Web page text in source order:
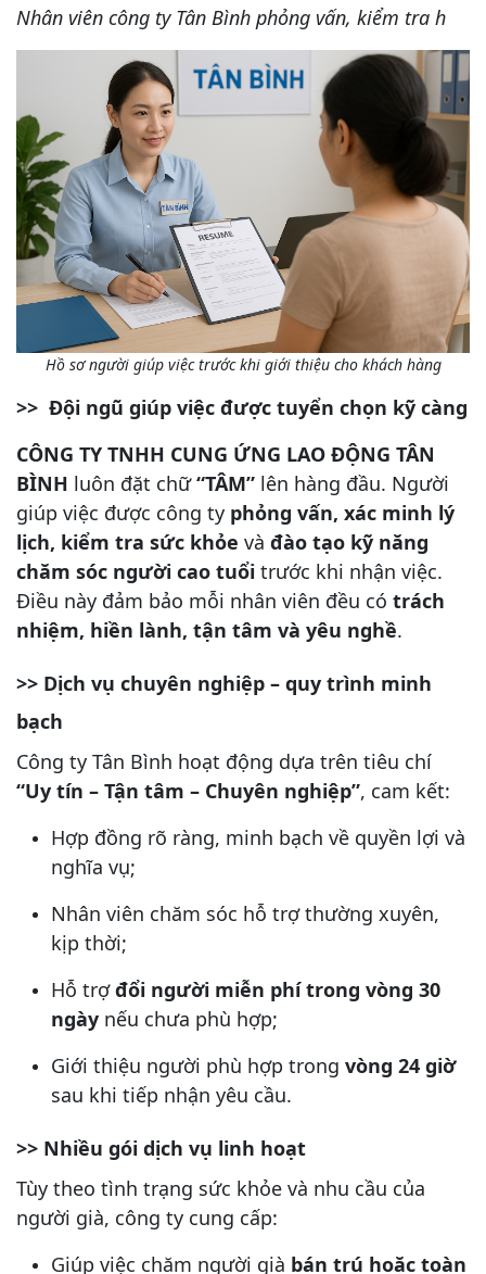
Nhân viên công ty Tân Bình phỏng vấn, kiểm tra h
Hồ sơ người giúp việc trước khi giới thiệu cho khách hàng
>> Đội ngũ giúp việc được tuyển chọn kỹ càng
CÔNG TY TNHH CUNG ỨNG LAO ĐỘNG TÂN
BÌNH luôn đặt chữ“TÂM” lên hàng đầu. Người
giúp việc được công ty phỏng vấn, xác minh lý
lịch, kiểm tra sức khỏe và đào tạo kỹ năng
chăm sóc người cao tuổi trước khi nhận việc.
Điều này đảm bảo mỗi nhân viên đều có trách
nhiệm, hiền lành, tận tâm và yêu nghề.
>> Dịch vụ chuyên nghiệp – quy trình minh
bạch
Công ty Tân Bình hoạt động dựa trên tiêu chí
“Uy tín – Tận tâm – Chuyên nghiệp”, cam kết:
Hợp đồng rõ ràng, minh bạch về quyền lợi và
nghĩa vụ;
Nhân viên chăm sóc hỗ trợ thường xuyên,
kịp thời;
Hỗ trợđổi người miễn phí trong vòng 30
ngày nếu chưa phù hợp;
Giới thiệu người phù hợp trong vòng 24 giờ
sau khi tiếp nhận yêu cầu.
>> Nhiều gói dịch vụ linh hoạt
Tùy theo tình trạng sức khỏe và nhu cầu của
người già, công ty cung cấp:
Giúp việc chăm người già bán trú hoặc toàn